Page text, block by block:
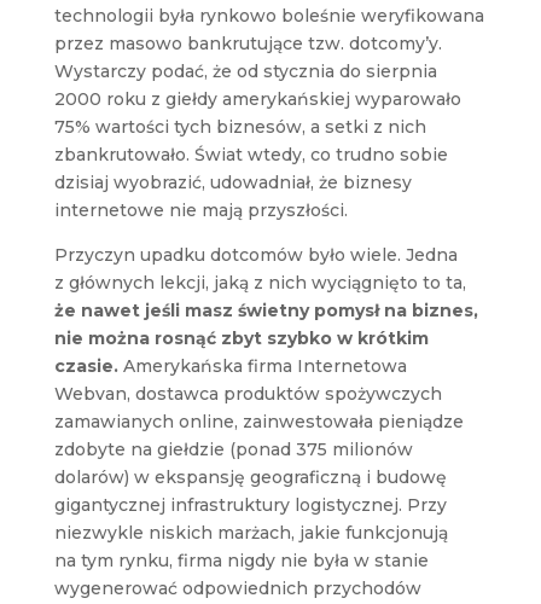
technologii była rynkowo boleśnie weryfikowana
przez masowo bankrutujące tzw. dotcomy’y.
Wystarczy podać, że od stycznia do sierpnia
2000 roku z giełdy amerykańskiej wyparowało
75% wartości tych biznesów, a setki z nich
zbankrutowało. Świat wtedy, co trudno sobie
dzisiaj wyobrazić, udowadniał, że biznesy
internetowe nie mają przyszłości.
Przyczyn upadku dotcomów było wiele. Jedna
z głównych lekcji, jaką z nich wyciągnięto to ta,
że nawet jeśli masz świetny pomysł na biznes,
nie można rosnąć zbyt szybko w krótkim
czasie. Amerykańska firma Internetowa
Webvan, dostawca produktów spożywczych
zamawianych online, zainwestowała pieniądze
zdobyte na giełdzie (ponad 375 milionów
dolarów) w ekspansję geograficzną i budowę
gigantycznej infrastruktury logistycznej. Przy
niezwykle niskich marżach, jakie funkcjonują
na tym rynku, firma nigdy nie była w stanie
wygenerować odpowiednich przychodów